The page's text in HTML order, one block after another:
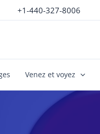
+1-440-327-8006
Venez et voyez